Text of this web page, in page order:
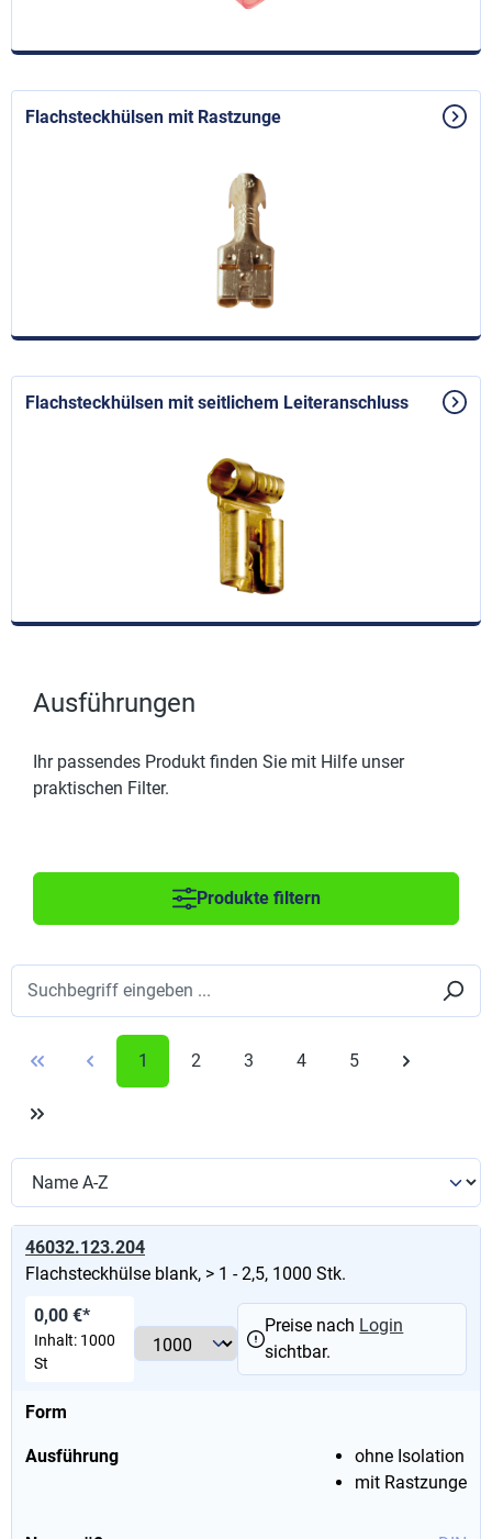
Flachsteckhülsen mit Rastzunge
Flachsteckhülsen mit seitlichem Leiteranschluss
Ausführungen
Ihr passendes Produkt finden Sie mit Hilfe unser
praktischen Filter.
Produkte filtern
1 2 3 4 5
46032.123.204
Flachsteckhülse blank, > 1 - 2,5, 1000 Stk.
Form
Ausführung
ohne Isolation
mit Rastzunge
0,00 €*
Inhalt: 1000
St
Preise nach Login
sichtbar.